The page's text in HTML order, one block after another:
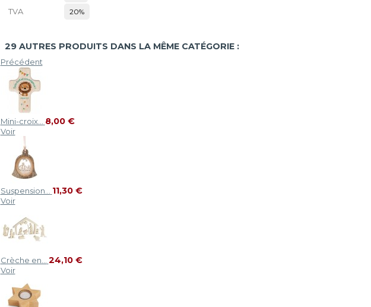
TVA 20%
29 AUTRES PRODUITS DANS LA MÊME CATÉGORIE :
Précédent
Mini-croix... 8,00 €
Voir
Suspension... 11,30 €
Voir
Crèche en... 24,10 €
Voir